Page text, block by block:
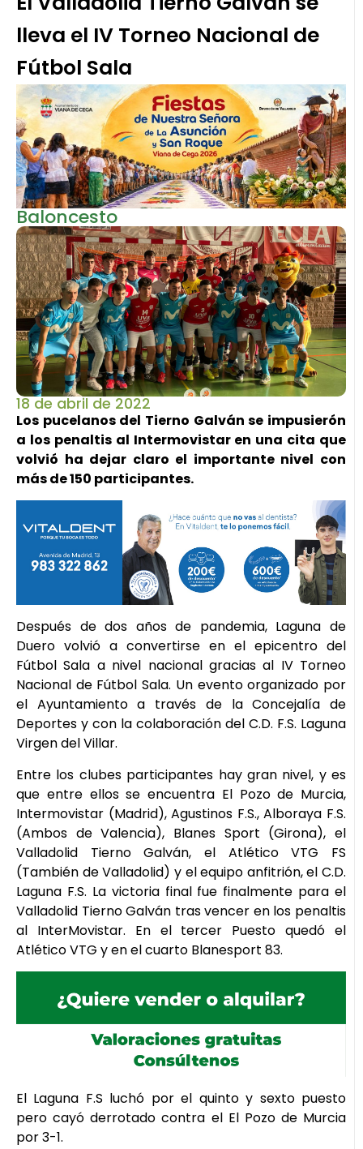
lleva el IV Torneo Nacional de
Fútbol Sala
Baloncesto
18 de abril de 2022
Los pucelanos del Tierno Galván se impusierón
a los penaltis al Intermovistar en una cita que
volvió ha dejar claro el importante nivel con
más de 150 participantes.
Después de dos años de pandemia, Laguna de
Duero volvió a convertirse en el epicentro del
Fútbol Sala a nivel nacional gracias al IV Torneo
Nacional de Fútbol Sala. Un evento organizado por
el Ayuntamiento a través de la Concejalía de
Deportes y con la colaboración del C.D. F.S. Laguna
Virgen del Villar.
Entre los clubes participantes hay gran nivel, y es
que entre ellos se encuentra El Pozo de Murcia,
Intermovistar (Madrid), Agustinos F.S., Alboraya F.S.
(Ambos de Valencia), Blanes Sport (Girona), el
Valladolid Tierno Galván, el Atlético VTG FS
(También de Valladolid) y el equipo anfitrión, el C.D.
Laguna F.S. La victoria final fue finalmente para el
Valladolid Tierno Galván tras vencer en los penaltis
al InterMovistar. En el tercer Puesto quedó el
Atlético VTG y en el cuarto Blanesport 83.
El Laguna F.S luchó por el quinto y sexto puesto
pero cayó derrotado contra el El Pozo de Murcia
por 3-1.